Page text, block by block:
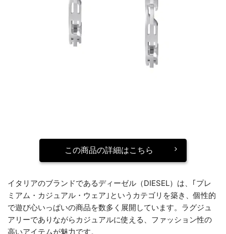
この商品の詳細はこちら
イタリアのブランドであるディーゼル（DIESEL）は、｢プレ
ミアム・カジュアル・ウェア｣というカテゴリを築き、個性的
で遊び心いっぱいの商品を数多く展開しています。ラグジュ
アリーでありながらカジュアルに使える、ファッション性の
高いアイテムが魅力です。